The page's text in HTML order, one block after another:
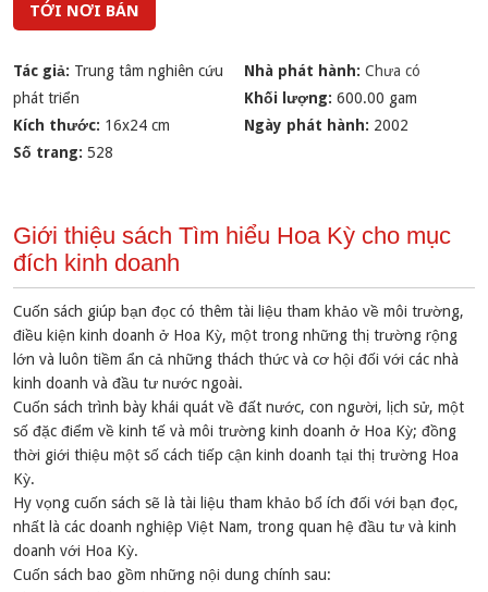
TỚI NƠI BÁN
Tác giả: Trung tâm nghiên cứu
phát triển
Nhà phát hành: Chưa có
Khối lượng: 600.00 gam
Kích thước: 16x24 cm Ngày phát hành: 2002
Số trang:528
Giới thiệu sách Tìm hiểu Hoa Kỳ cho mục
đích kinh doanh
Cuốn sách giúp bạn đọc có thêm tài liệu tham khảo về môi trường,
điều kiện kinh doanh ở Hoa Kỳ, một trong những thị trường rộng
lớn và luôn tiềm ẩn cả những thách thức và cơ hội đối với các nhà
kinh doanh và đầu tư nước ngoài.
Cuốn sách trình bày khái quát về đất nước, con người, lịch sử, một
số đặc điểm về kinh tế và môi trường kinh doanh ở Hoa Kỳ; đồng
thời giới thiệu một số cách tiếp cận kinh doanh tại thị trường Hoa
Kỳ.
Hy vọng cuốn sách sẽ là tài liệu tham khảo bổ ích đối với bạn đọc,
nhất là các doanh nghiệp Việt Nam, trong quan hệ đầu tư và kinh
doanh với Hoa Kỳ.
Cuốn sách bao gồm những nội dung chính sau: